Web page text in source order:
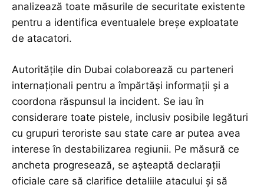
analizează toate măsurile de securitate existente
pentru a identifica eventualele breșe exploatate
de atacatori.
Autoritățile din Dubai colaborează cu parteneri
internaționali pentru a împărtăși informații și a
coordona răspunsul la incident. Se iau în
considerare toate pistele, inclusiv posibile legături
cu grupuri teroriste sau state care ar putea avea
interese în destabilizarea regiunii. Pe măsură ce
ancheta progresează, se așteaptă declarații
oficiale care să clarifice detaliile atacului și să